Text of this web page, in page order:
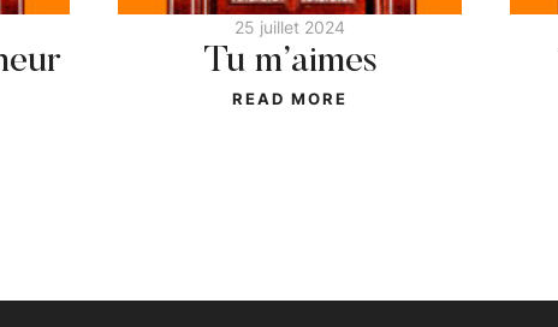
25 juillet 2024
Tu m’aimes
READ MORE